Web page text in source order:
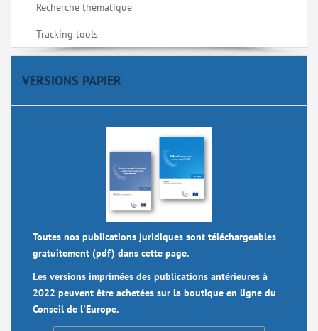
Recherche thématique
Tracking tools
VERSIONS PAPIER
Toutes nos publications juridiques sont téléchargeables
gratuitement (pdf) dans cette page.
Les versions imprimées des publications antérieures à
2022 peuvent être achetées sur la boutique en ligne du
Conseil de l'Europe.